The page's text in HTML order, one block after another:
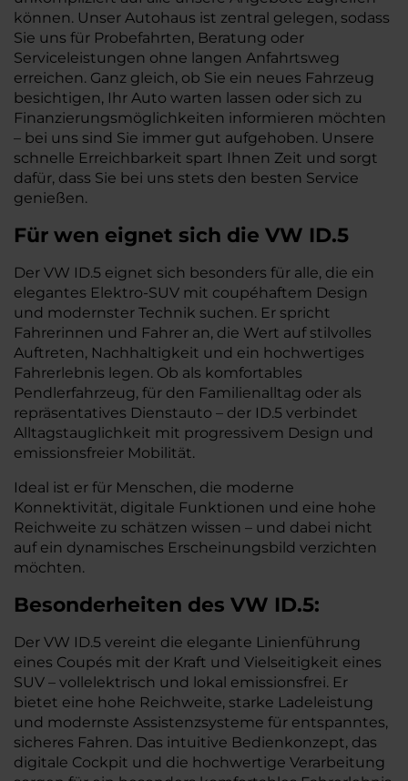
können. Unser Autohaus ist zentral gelegen, sodass
Sie uns für Probefahrten, Beratung oder
Serviceleistungen ohne langen Anfahrtsweg
erreichen. Ganz gleich, ob Sie ein neues Fahrzeug
besichtigen, Ihr Auto warten lassen oder sich zu
Finanzierungsmöglichkeiten informieren möchten
– bei uns sind Sie immer gut aufgehoben. Unsere
schnelle Erreichbarkeit spart Ihnen Zeit und sorgt
dafür, dass Sie bei uns stets den besten Service
genießen.
Für wen eignet sich die VW ID.5
Der VW ID.5 eignet sich besonders für alle, die ein
elegantes Elektro-SUV mit coupéhaftem Design
und modernster Technik suchen. Er spricht
Fahrerinnen und Fahrer an, die Wert auf stilvolles
Auftreten, Nachhaltigkeit und ein hochwertiges
Fahrerlebnis legen. Ob als komfortables
Pendlerfahrzeug, für den Familienalltag oder als
repräsentatives Dienstauto – der ID.5 verbindet
Alltagstauglichkeit mit progressivem Design und
emissionsfreier Mobilität.
Ideal ist er für Menschen, die moderne
Konnektivität, digitale Funktionen und eine hohe
Reichweite zu schätzen wissen – und dabei nicht
auf ein dynamisches Erscheinungsbild verzichten
möchten.
Besonderheiten des VW ID.5:
Der VW ID.5 vereint die elegante Linienführung
eines Coupés mit der Kraft und Vielseitigkeit eines
SUV – vollelektrisch und lokal emissionsfrei. Er
bietet eine hohe Reichweite, starke Ladeleistung
und modernste Assistenzsysteme für entspanntes,
sicheres Fahren. Das intuitive Bedienkonzept, das
digitale Cockpit und die hochwertige Verarbeitung